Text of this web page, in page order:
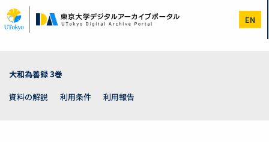
イ
ン
EN
大和為善録 3巻
資料の解説
利用条件 利用報告